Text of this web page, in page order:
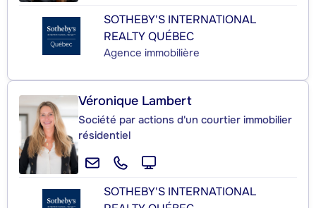
SOTHEBY'S INTERNATIONAL
REALTY QUÉBEC
Agence immobilière
Véronique Lambert
Société par actions d'un courtier immobilier
résidentiel
SOTHEBY'S INTERNATIONAL